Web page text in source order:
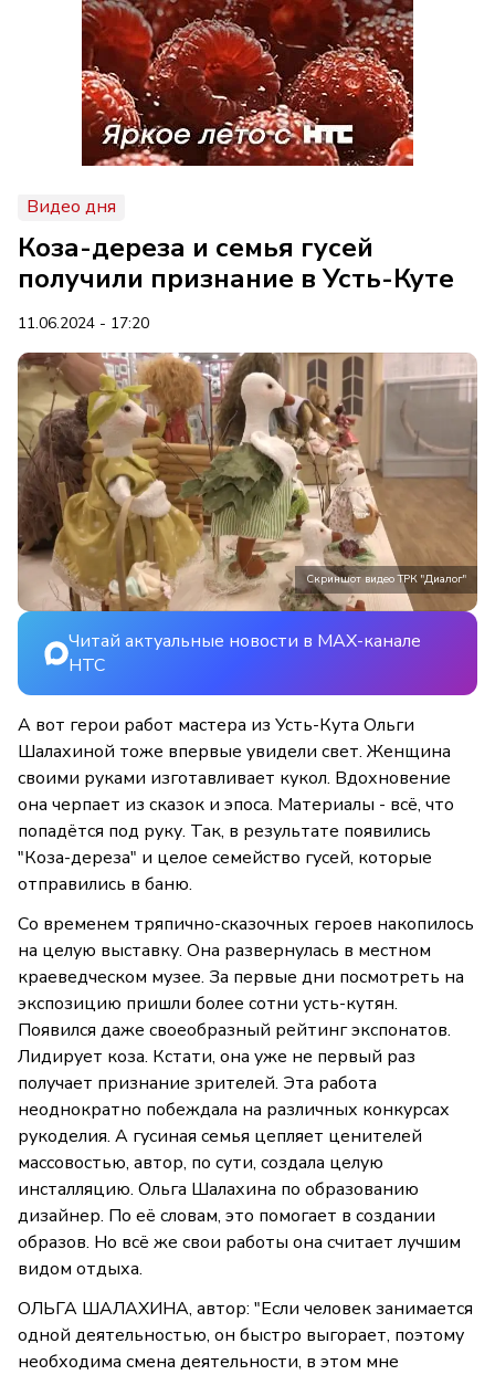
Видео дня
Коза-дереза и семья гусей
получили признание в Усть-Куте
11.06.2024 - 17:20
Скриншот видео ТРК "Диалог"
Читай актуальные новости в MAX-канале
НТС
А вот герои работ мастера из Усть-Кута Ольги
Шалахиной тоже впервые увидели свет. Женщина
своими руками изготавливает кукол. Вдохновение
она черпает из сказок и эпоса. Материалы - всё, что
попадётся под руку. Так, в результате появились
"Коза-дереза" и целое семейство гусей, которые
отправились в баню.
Со временем тряпично-сказочных героев накопилось
на целую выставку. Она развернулась в местном
краеведческом музее. За первые дни посмотреть на
экспозицию пришли более сотни усть-кутян.
Появился даже своеобразный рейтинг экспонатов.
Лидирует коза. Кстати, она уже не первый раз
получает признание зрителей. Эта работа
неоднократно побеждала на различных конкурсах
рукоделия. А гусиная семья цепляет ценителей
массовостью, автор, по сути, создала целую
инсталляцию. Ольга Шалахина по образованию
дизайнер. По её словам, это помогает в создании
образов. Но всё же свои работы она считает лучшим
видом отдыха.
ОЛЬГА ШАЛАХИНА, автор: "Если человек занимается
одной деятельностью, он быстро выгорает, поэтому
необходима смена деятельности, в этом мне